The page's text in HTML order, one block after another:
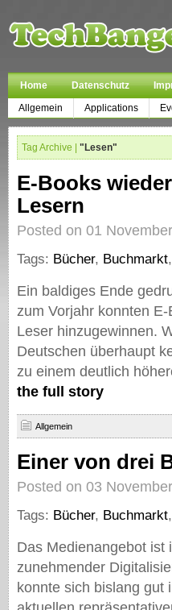
Home Datenschutz
Allgemein
Applications
Tag Archive | "Lesen"
E-Books
Lesern
Posted on 01
Tags: Bücher, Buchmarkt,
Ein baldiges Ende
zum Vorjahr konnten
Leser hinzugewinnen.
Deutschen überhaupt
zu einem deutlich
the full story
Allgemein
Einer von drei
Posted on 03
Tags: Bücher, Buchmarkt,
Das Medienangebot ist
zunehmender
konnte sich bislang gut